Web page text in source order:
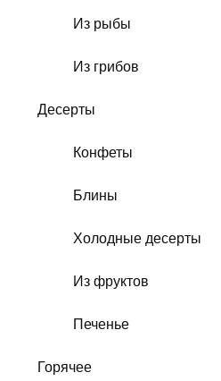
Из рыбы
Из грибов
Десерты
Конфеты
Блины
Холодные десерты
Из фруктов
Печенье
Горячее